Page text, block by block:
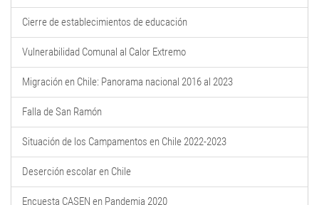
Cierre de establecimientos de educación
Vulnerabilidad Comunal al Calor Extremo
Migración en Chile: Panorama nacional 2016 al 2023
Falla de San Ramón
Situación de los Campamentos en Chile 2022-2023
Deserción escolar en Chile
Encuesta CASEN en Pandemia 2020